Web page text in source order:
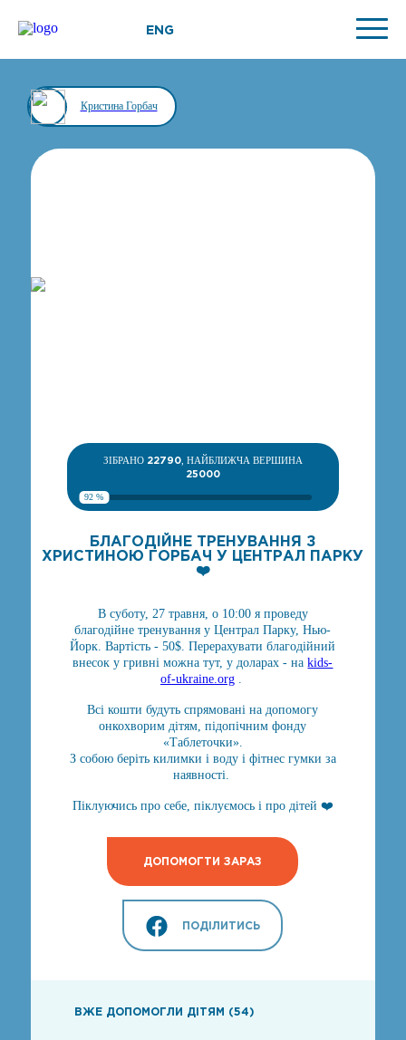
ENG
Кристина Горбач
ЗІБРАНО 22790, НАЙБЛИЖЧА ВЕРШИНА
25000
92 %
БЛАГОДІЙНЕ ТРЕНУВАННЯ З
ХРИСТИНОЮ ГОРБАЧ У ЦЕНТРАЛ ПАРКУ
❤️
В суботу, 27 травня, о 10:00 я проведу
благодійне тренування у Централ Парку, Нью-
Йорк. Вартість - 50$. Перерахувати благодійний
внесок у гривні можна тут, у доларах - наkids-
of-ukraine.org.
Всі кошти будуть спрямовані на допомогу
онкохворим дітям, підопічним фонду
«Таблеточки».
З собою беріть килимки і воду і фітнес гумки за
наявності.
Піклуючись про себе, піклуємось і про дітей ❤️
ДОПОМОГТИ ЗАРАЗ
ПОДІЛИТИСЬ
ВЖЕ ДОПОМОГЛИ ДІТЯМ (54)